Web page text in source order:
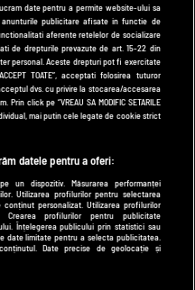
AntenaPLAY
date pentru a permite website-ului sa
publicitare afisate in functie de
aferente retelelor de socializare
de drepturile prevazute de art. 15-22 din
personal. Aceste drepturi pot fi exercitate
TOATE”, acceptati folosirea tuturor
dvs. cu privire la stocarea/accesarea
click pe “VREAU SA MODIFIC SETARILE
mai putin cele legate de cookie strict
datele pentru a oferi:
un dispozitiv. Măsurarea performanței
Utilizarea profilurilor pentru selectarea
personalizat. Utilizarea profilurilor
Crearea profilurilor pentru publicitate
Înțelegerea publicului prin statistici sau
date limitate pentru a selecta publicitatea.
Date precise de geolocație și